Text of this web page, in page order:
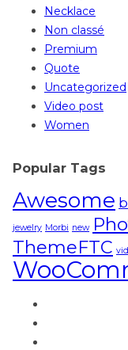
Necklace
Non classé
Premium
Quote
Uncategorized
Video post
Women
Popular Tags
Awesome
jewelry Morbi new
ThemeFTC